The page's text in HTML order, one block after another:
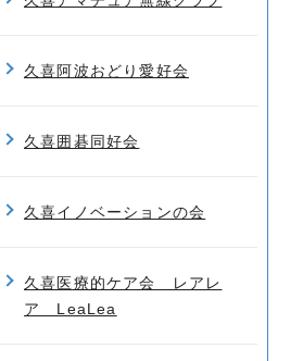
久喜阿波おどり愛好会
久喜囲碁同好会
久喜イノベーションの会
久喜医療的ケア会 レアレ
ア LeaLea